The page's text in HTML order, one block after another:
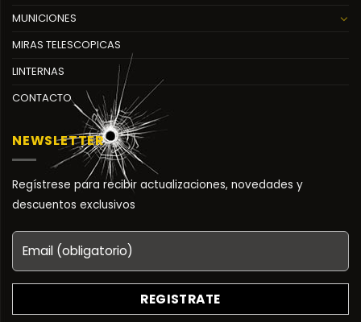
MUNICIONES
MIRAS TELESCOPICAS
LINTERNAS
CONTACTO
NEWSLETTER
Regístrese para recibir actualizaciones, novedades y
descuentos exclusivos